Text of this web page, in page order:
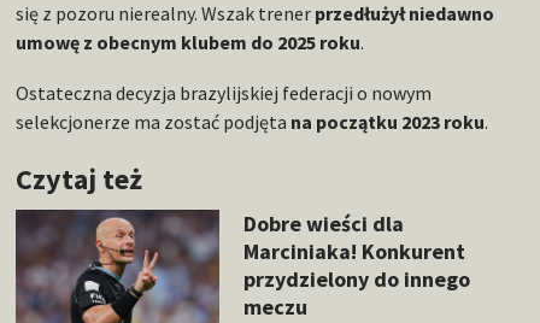
się z pozoru nierealny. Wszak trener przedłużył niedawno
umowę z obecnym klubem do 2025 roku.
Ostateczna decyzja brazylijskiej federacji o nowym
selekcjonerze ma zostać podjęta na początku 2023 roku.
Czytaj też
Dobre wieści dla
Marciniaka! Konkurent
przydzielony do innego
meczu